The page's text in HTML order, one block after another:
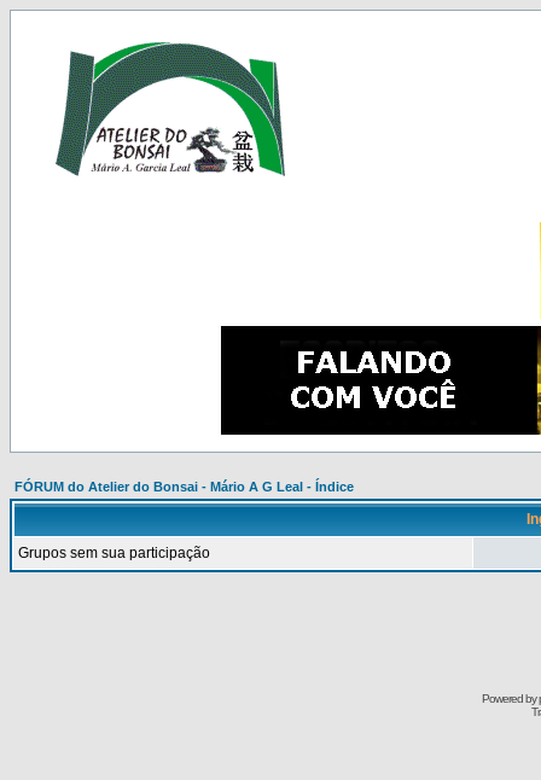
FÓRUM do Atelier do Bonsai - Mário A G Leal - Índice
Grupos sem sua participação
Powered by